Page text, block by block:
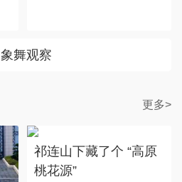
象舞观察
更多>
祁连山下藏了个 “高原
桃花源”